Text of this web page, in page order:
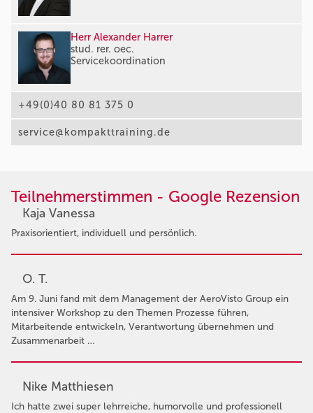
Herr Alexander Harrer
stud. rer. oec.
Servicekoordination
+49(0)40 80 81 375 0
service@kompakttraining.de
Teilnehmerstimmen - Google Rezension
Kaja Vanessa
Praxisorientiert, individuell und persönlich.
O. T.
Am 9. Juni fand mit dem Management der AeroVisto Group ein
intensiver Workshop zu den Themen Prozesse führen,
Mitarbeitende entwickeln, Verantwortung übernehmen und
Zusammenarbeit …
Nike Matthiesen
Ich hatte zwei super lehrreiche, humorvolle und professionell